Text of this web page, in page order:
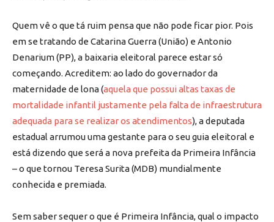
Quem vê o que tá ruim pensa que não pode ficar pior. Pois
em se tratando de Catarina Guerra (União) e Antonio
Denarium (PP), a baixaria eleitoral parece estar só
começando. Acreditem: ao lado do governador da
maternidade de lona (aquela que possui altas taxas de
mortalidade infantil justamente pela falta de infraestrutura
adequada para se realizar os atendimentos), a deputada
estadual arrumou uma gestante para o seu guia eleitoral e
está dizendo que será a nova prefeita da Primeira Infância
– o que tornou Teresa Surita (MDB) mundialmente
conhecida e premiada.
Sem saber sequer o que é Primeira Infância, qual o impacto